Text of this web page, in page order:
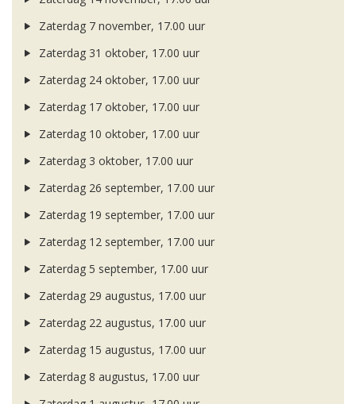
Zaterdag 7 november, 17.00 uur
Zaterdag 31 oktober, 17.00 uur
Zaterdag 24 oktober, 17.00 uur
Zaterdag 17 oktober, 17.00 uur
Zaterdag 10 oktober, 17.00 uur
Zaterdag 3 oktober, 17.00 uur
Zaterdag 26 september, 17.00 uur
Zaterdag 19 september, 17.00 uur
Zaterdag 12 september, 17.00 uur
Zaterdag 5 september, 17.00 uur
Zaterdag 29 augustus, 17.00 uur
Zaterdag 22 augustus, 17.00 uur
Zaterdag 15 augustus, 17.00 uur
Zaterdag 8 augustus, 17.00 uur